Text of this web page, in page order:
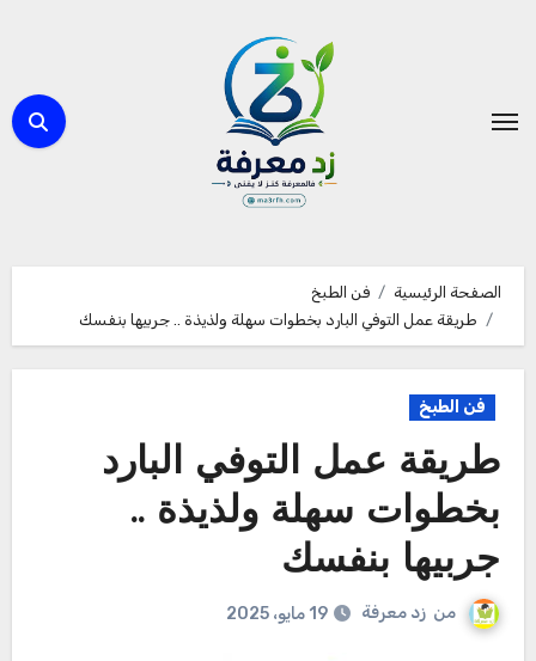
الصفحة الرئيسية
فن الطبخ
طريقة عمل التوفي البارد بخطوات سهلة ولذيذة .. جربيها بنفسك
فن الطبخ
طريقة عمل التوفي البارد
بخطوات سهلة ولذيذة ..
جربيها بنفسك
من زد معرفة 19 مايو، 2025